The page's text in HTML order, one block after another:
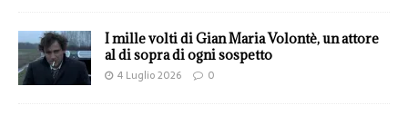
I mille volti di Gian Maria Volontè, un attore
al di sopra di ogni sospetto
4 Luglio 2026 0